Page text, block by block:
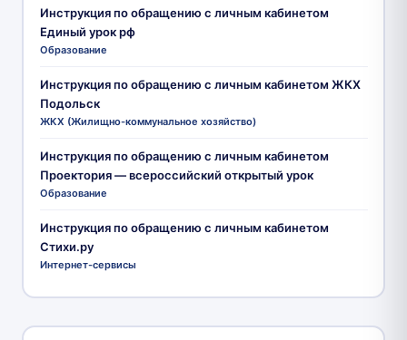
Инструкция по обращению с личным кабинетом
Единый урок рф
Образование
Инструкция по обращению с личным кабинетом ЖКХ
Подольск
ЖКХ (Жилищно-коммунальное хозяйство)
Инструкция по обращению с личным кабинетом
Проектория — всероссийский открытый урок
Образование
Инструкция по обращению с личным кабинетом
Стихи.ру
Интернет-сервисы